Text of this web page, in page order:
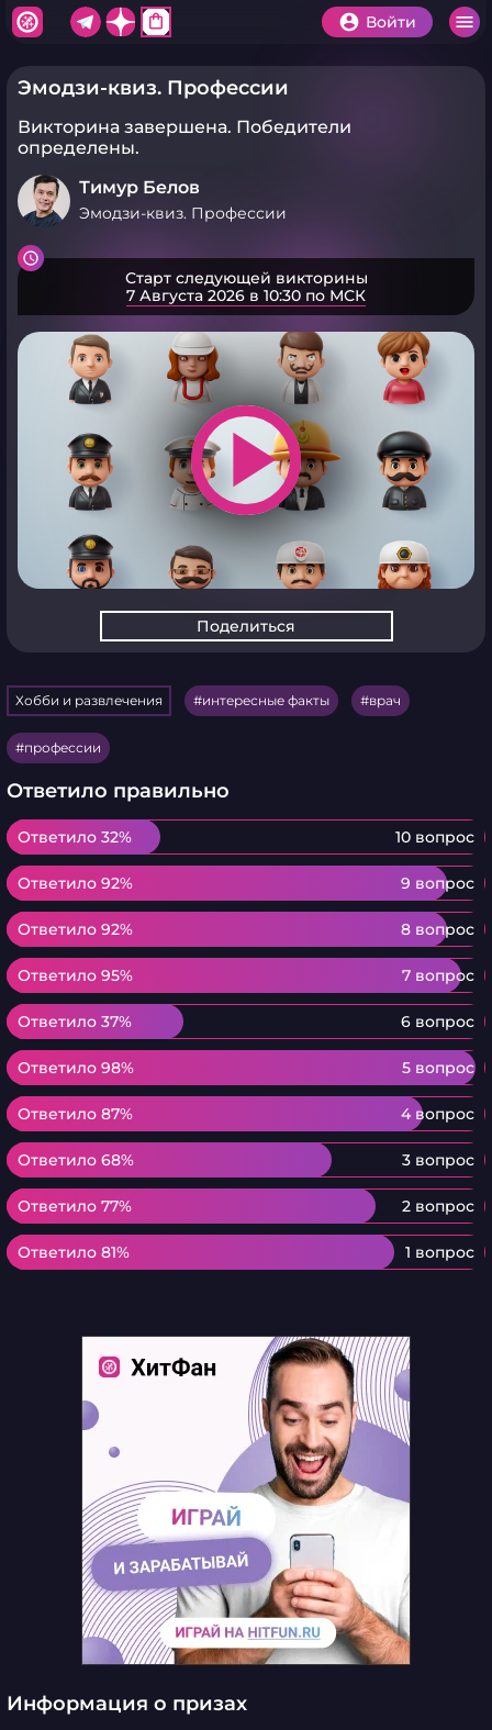
shopping_bag Войти
Эмодзи-квиз. Профессии
Викторина завершена. Победители
определены.
Тимур Белов
Эмодзи-квиз. Профессии
Старт следующей викторины
7 Августа 2026 в 10:30 по МСК
play_arrow
Поделиться
Хобби и развлечения интересные факты врач
профессии
Ответило правильно
Ответило 32% 10 вопрос
Ответило 32%
Ответило 92% 9 вопрос
Ответило 92%
Ответило 92% 8 вопрос
Ответило 92%
Ответило 95% 7 вопрос
Ответило 95%
Ответило 37% 6 вопрос
Ответило 37%
Ответило 98% 5 вопрос
Ответило 98%
Ответило 87% 4 вопрос
Ответило 87%
Ответило 68% 3 вопрос
Ответило 68%
Ответило 77% 2 вопрос
Ответило 77%
Ответило 81% 1 вопрос
Ответило 81%
Информация о призах